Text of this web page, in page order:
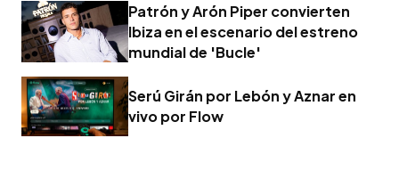
Patrón y Arón Piper convierten
Ibiza en el escenario del estreno
mundial de 'Bucle'
Serú Girán por Lebón y Aznar en
vivo por Flow